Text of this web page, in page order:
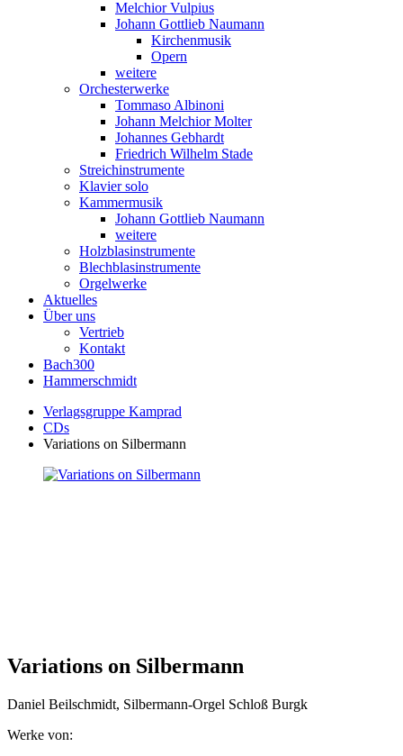
Melchior Vulpius
Johann Gottlieb Naumann
Kirchenmusik
Opern
weitere
Orchesterwerke
Tommaso Albinoni
Johann Melchior Molter
Johannes Gebhardt
Friedrich Wilhelm Stade
Streichinstrumente
Klavier solo
Kammermusik
Johann Gottlieb Naumann
weitere
Holzblasinstrumente
Blechblasinstrumente
Orgelwerke
Aktuelles
Über uns
Vertrieb
Kontakt
Bach300
Hammerschmidt
Verlagsgruppe Kamprad
CDs
Variations on Silbermann
Variations on Silbermann
Daniel Beilschmidt, Silbermann-Orgel Schloß Burgk
Werke von: